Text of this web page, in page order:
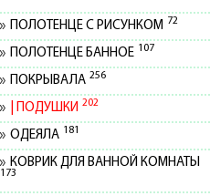
ПОЛОТЕНЦЕ С РИСУНКОМ 72
ПОЛОТЕНЦЕ БАННОЕ 107
ПОКРЫВАЛА 256
ПОДУШКИ 202
ОДЕЯЛА 181
КОВРИК ДЛЯ ВАННОЙ КОМНАТЫ
173